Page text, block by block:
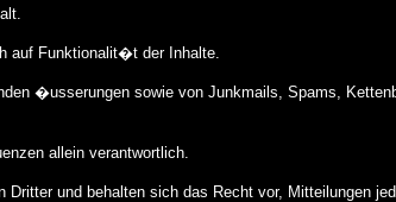
auf Funktionalit�t der Inhalte.
�usserungen sowie von Junkmails, Spams,
allein verantwortlich.
und behalten sich das Recht vor, Mitteilungen